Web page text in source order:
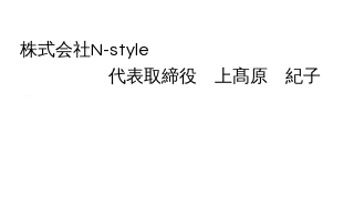
株式会社N-style
代表取締役　上髙原　紀子